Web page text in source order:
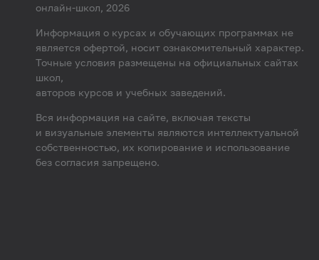
онлайн-школ, 2026
Информация о курсах и обучающих программах не
является офертой, носит ознакомительный характер.
Точные условия размещены на официальных сайтах
школ,
авторов курсов и учебных заведений.
Вся информация на сайте, включая тексты
и визуальные элементы являются интеллектуальной
собственностью, их копирование и использование
без согласия запрещено.